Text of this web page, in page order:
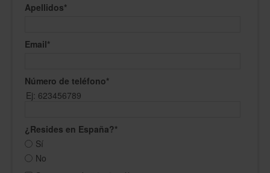
Apellidos*
Email*
Número de teléfono*
Ej: 623456789
¿Resides en España?*
Sí
No